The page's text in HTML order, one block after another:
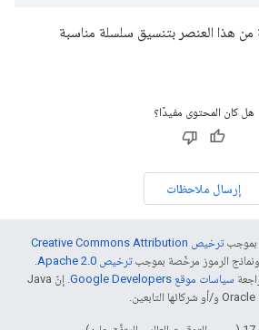
هذا العنصر بتنسيق سلسلة مناسبة
هل كان المحتوى مفيدًا؟
إرسال ملاحظات
بموجب
ترخيص Creative Commons Attribution
الرموز مرخّصة بموجبترخيص Apache 2.0‏
.
سياسات موقع Google Developers‏
. إنّ Java